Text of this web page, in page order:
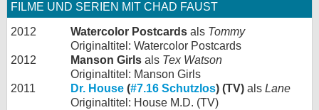
FILME UND SERIEN MIT CHAD FAUST
2012 Watercolor Postcards als Tommy
Originaltitel: Watercolor Postcards
2012
Manson Girls als Tex Watson
Originaltitel: Manson Girls
2011
Dr. House (#7.16 Schutzlos) (TV) als Lane
Originaltitel: House M.D. (TV)